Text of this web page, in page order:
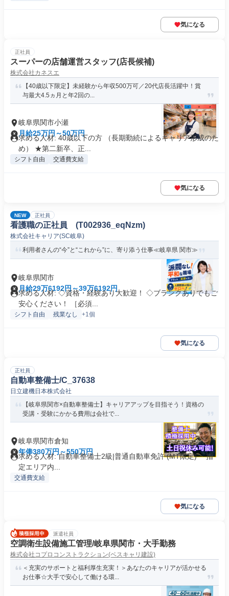
気になる
正社員
スーパーの店舗運営スタッフ(店長候補)
株式会社カネスエ
【40歳以下限定】未経験から年収500万可／20代店長活躍中！賞
与最大4.5ヵ月と年2回の...
岐阜県関市小瀬
月給25万円～50万円
求める人材: 40歳以下の方 （長期勤続によるキャリア形成のた
め） ★第二新卒、正...
シフト自由 交通費支給
気になる
NEW 正社員
看護職の正社員 (T002936_eqNzm)
株式会社キャリア(SC岐阜)
利用者さんの“今”と“これから”に、寄り添う仕事≪岐阜県 関市≫
岐阜県関市
月給29万6192円～39万6192円
求める人材: ◇資格・経験あり大歓迎！ ◇ブランクありでもご
安心ください！ ［必須...
シフト自由 残業なし +1個
気になる
正社員
自動車整備士/C_37638
日立建機日本株式会社
【岐阜県関市×自動車整備士】キャリアアップを目指そう！資格の
受講・受験にかかる費用は会社で...
岐阜県関市倉知
年俸380万円～550万円
求める人材: 自動車整備士2級|普通自動車免許 (MT限定) ・指
定エリア内...
交通費支給
気になる
派遣社員
空調衛生設備施工管理/岐阜県関市・大手勤務
株式会社コプロコンストラクション(ベスキャリ建設)
＜充実のサポートと福利厚生充実！＞あなたのキャリアが活かせる
お仕事☆大手で安心して働ける環...